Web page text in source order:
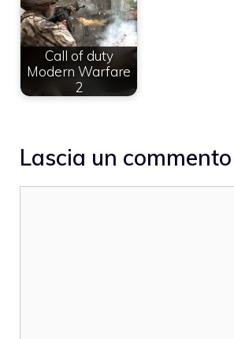
Call of duty
Modern Warfare
2
Lascia un commento